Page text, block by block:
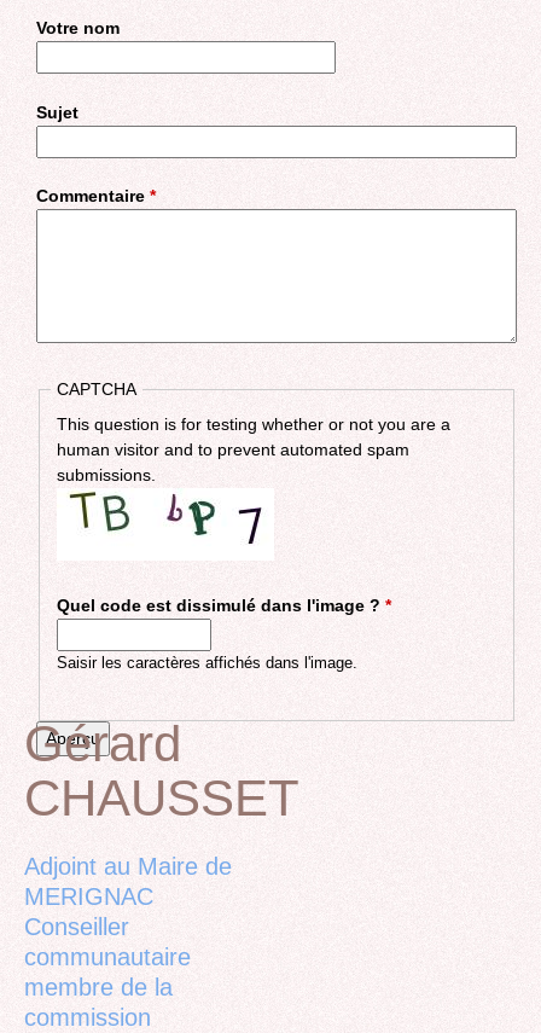
Votre nom
Sujet
Commentaire *
CAPTCHA
This question is for testing whether or not you are a
human visitor and to prevent automated spam
submissions.
Quel code est dissimulé dans l'image ? *
Saisir les caractères affichés dans l'image.
Back
to
Gérard
CHAUSSET
Adjoint au Maire de
MERIGNAC
Conseiller
communautaire
membre de la
commission